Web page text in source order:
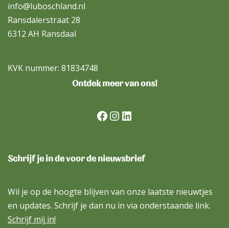
info@luboschland.nl
Ransdalerstraat 28
6312 AH Ransdaal
KVK nummer: 81834748
Ontdek meer van ons!
Schrijf je in de voor de nieuwsbrief
Wil je op de hoogte blijven van onze laatste nieuwtjes
en updates. Schrijf je dan nu in via onderstaande link.
Schrijf mij in!